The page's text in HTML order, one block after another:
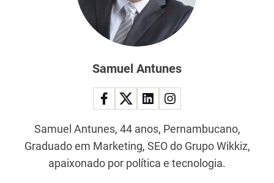
Samuel Antunes
Samuel Antunes, 44 anos, Pernambucano,
Graduado em Marketing, SEO do Grupo Wikkiz,
apaixonado por política e tecnologia.